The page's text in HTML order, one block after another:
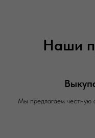
Наши
Мы предлагаем честную